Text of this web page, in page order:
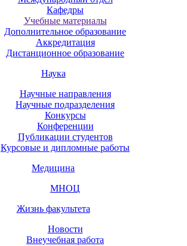
Кафедры
Учебные материалы
Дополнительное образование
Аккредитация
Дистанционное образование
Наука
Научные направления
Научные подразделения
Конкурсы
Конференции
Публикации студентов
Курсовые и дипломные работы
Медицина
МНОЦ
Жизнь факультета
Новости
Внеучебная работа